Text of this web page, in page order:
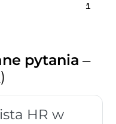
1
pytania –
HR w